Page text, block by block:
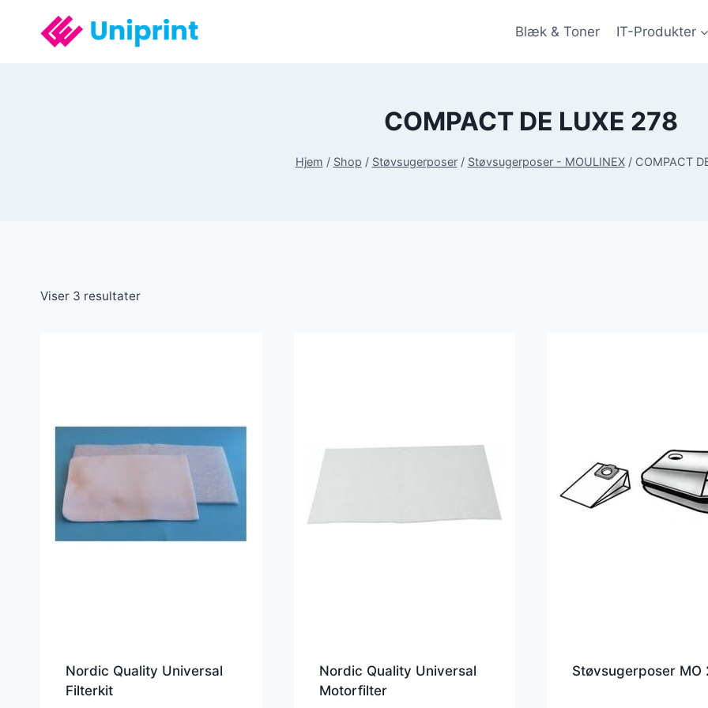
Blæk & Toner IT-Produkter
COMPACT DE LUXE 278
Hjem / Shop / Støvsugerposer / Støvsugerposer - MOULINEX / COMPACT
Viser 3 resultater
Nordic Quality Universal
Filterkit
Nordic Quality Universal
Motorfilter
Støvsugerposer MO